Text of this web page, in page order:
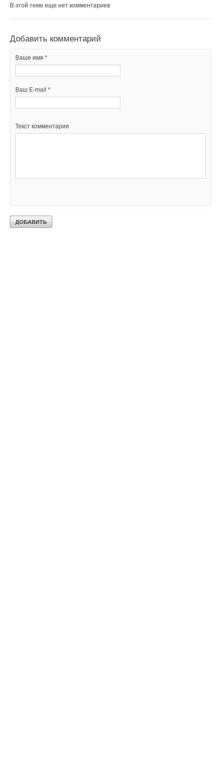
В этой теме еще нет комментариев
Добавить комментарий
Ваше имя *
Ваш E-mail *
Текст комментария
Текст комментария